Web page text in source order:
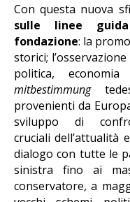
Con questa nuova
sulle linee
fondazione: la
storici;
politica,
mitbestimmung
provenienti da
sviluppo di
cruciali dell’attualità
dialogo con tutte le
sinistra fino ai
conservatore, a